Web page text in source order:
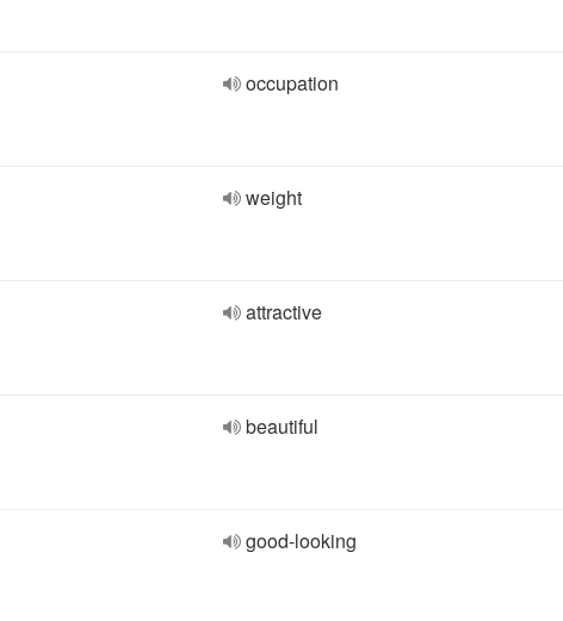
occupation
weight
attractive
beautiful
good-looking